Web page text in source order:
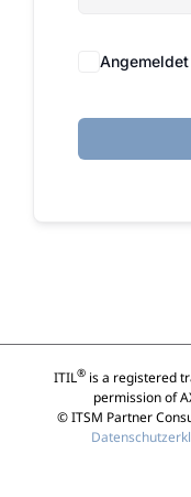
ITIL®is a registered
permission of
© ITSM Partner